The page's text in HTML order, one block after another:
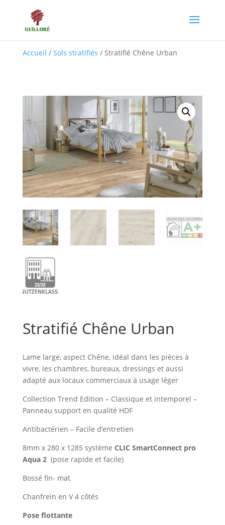
Accueil / Sols stratifiés / Stratifié Chêne Urban
Stratifié Chêne Urban
Lame large, aspect Chêne, idéal dans les pièces à
vivre, les chambres, bureaux, dressings et aussi
adapté aux locaux commerciaux à usage léger
Collection Trend Edition – Classique et intemporel –
Panneau support en qualité HDF
Antibactérien – Facile d’entretien
8mm x 280 x 1285 système CLIC SmartConnect pro
Aqua 2(pose rapide et facile)
Bossé fin- mat
Chanfrein en V 4 côtés
Pose flottante